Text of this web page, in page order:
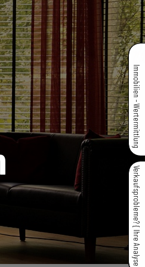
Immobilien - Wertermittlung
Verkaufsprobleme? { Ihre Analyse }